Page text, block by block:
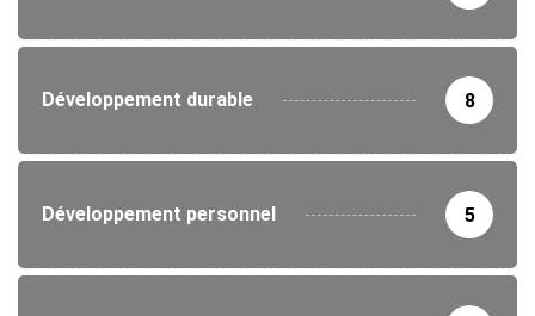
Développement durable 8
Développement personnel 5